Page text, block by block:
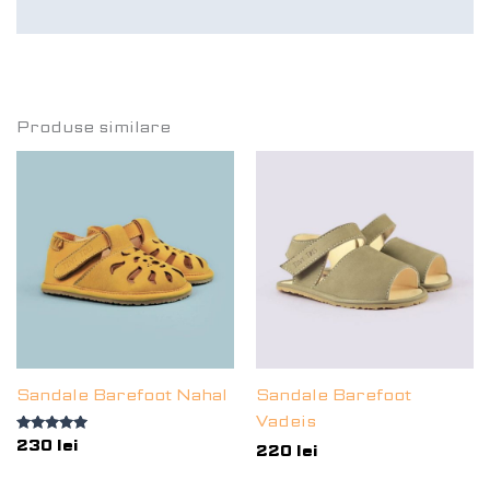
Produse similare
Sandale Barefoot Nahal
Evaluat la
5.00
230 lei
Sandale Barefoot
Vadeis
220 lei